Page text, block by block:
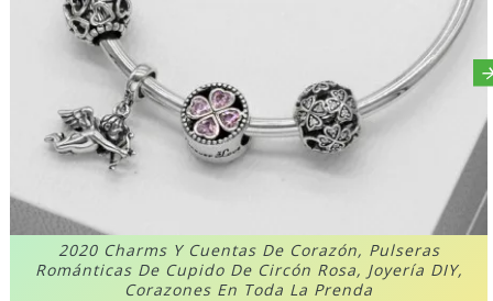
2020 Charms Y Cuentas De Corazón, Pulseras
Románticas De Cupido De Circón Rosa, Joyería DIY,
Corazones En Toda La Prenda